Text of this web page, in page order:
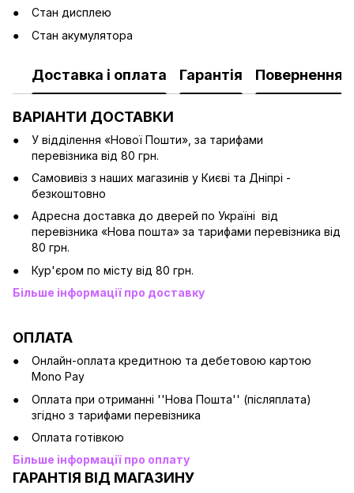
Стан дисплею
Стан акумулятора
Доставка і оплата Гарантія Повернення
ВАРІАНТИ ДОСТАВКИ
У відділення «Нової Пошти», за тарифами
перевізника від 80 грн.
Cамовивіз з наших магазинів у Києві та Дніпрі -
безкоштовно
Адресна доставка до дверей по Україні від
перевізника «Нова пошта» за тарифами перевізника від
80 грн.
Кур'єром по місту від 80 грн.
Більше інформації про доставку
ОПЛАТА
Онлайн-оплата кредитною та дебетовою картою
Mono Pay
Оплата при отриманні ''Нова Пошта'' (післяплата)
згідно з тарифами перевізника
Оплата готівкою
Більше інформації про оплату
ГАРАНТІЯ ВІД МАГАЗИНУ